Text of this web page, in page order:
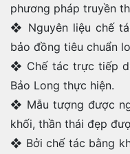
phương pháp truyền
❖ Nguyên liệu chế
bảo đồng tiêu chuẩn
❖ Chế tác trực tiếp
Bảo Long thực hiện.
❖ Mẫu tượng được
khối, thần thái đẹp
❖ Bởi chế tác bằng